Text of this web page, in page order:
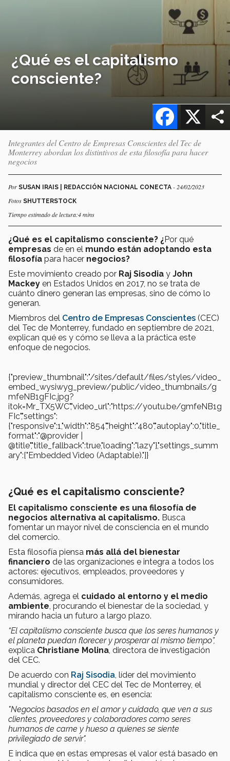
¿Qué es el capitalismo
consciente?
X
Facebook
Integrantes del Centro de Empresas Conscientes del Tec de
Monterrey abordan los distintivos de esta filosofía para hacer
negocios
Por SUSAN IRAIS | REDACCIÓN NACIONAL CONECTA - 24/02/2023
Fotos SHUTTERSTOCK
Tiempo estimado de lectura:4 mins
¿Qué es el capitalismo consciente? ¿Por qué
empresas de en el mundo están adoptando esta
filosofía para hacer negocios?
Este movimiento creado por Raj Sisodia y John
Mackey en Estados Unidos en 2017, no se trata de
cuánto dinero generan las empresas, sino de cómo lo
generan.
Miembros del Centro de Empresas Conscientes (CEC)
del Tec de Monterrey, fundado en septiembre de 2021,
explican qué es y cómo se lleva a la práctica este
enfoque de negocios.
{"preview_thumbnail":"/sites/default/files/styles/video_
embed_wysiwyg_preview/public/video_thumbnails/g
mfeNB1gFIc.jpg?
itok=Mr_TX5WC","video_url":"https://youtu.be/gmfeNB1g
FIc","settings":
{"responsive":1,"width":"854","height":"480","autoplay":0,"title_
format":"@provider |
@title","title_fallback":true,"loading":"lazy"},"settings_summ
ary":["Embedded Video (Adaptable)."]}
¿Qué es el capitalismo consciente?
El capitalismo consciente es una filosofía de
negocios alternativa al capitalismo. Busca
fomentar un mayor nivel de consciencia en el mundo
del comercio.
Esta filosofía piensa más allá del bienestar
financiero de las organizaciones e integra a todos los
actores: ejecutivos, empleados, proveedores y
consumidores.
Además, agrega el cuidado al entorno y el medio
ambiente , procurando el bienestar de la sociedad, y
mirando hacia un futuro a largo plazo.
“El capitalismo consciente busca que los seres humanos y
el planeta puedan florecer y prosperar al mismo tiempo”,
explica Christiane Molina , directora de investigación
del CEC.
De acuerdo con Raj Sisodia , líder del movimiento
mundial y director del CEC del Tec de Monterrey, el
capitalismo consciente es, en esencia:
"Negocios basados en el amor y cuidado, que ven a sus
clientes, proveedores y colaboradores como seres
humanos de carne y hueso a quienes se siente
privilegiado de servir".
E indica que en estas empresas el valor está basado en